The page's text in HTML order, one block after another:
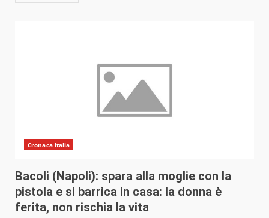
Cronaca Italia
Bacoli (Napoli): spara alla moglie con la
pistola e si barrica in casa: la donna è
ferita, non rischia la vita